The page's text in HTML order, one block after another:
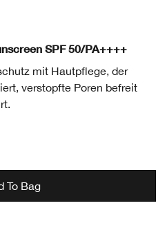
SPF 50/PA++++
mit Hautpflege, der
verstopfte Poren befreit
To Bag